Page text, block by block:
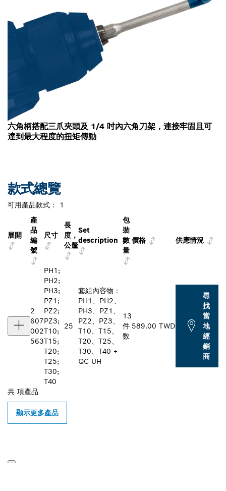
六角柄搭配三爪夾頭及 1/4 吋內六角刀架，連接牢固且可
達到最大程度的扭矩傳動
款式總覽
可用產品款式： 1
展開
產
品
編
號
尺寸
長
度，
公釐
Set
description
包
裝
數
量
價格 供應情況
2
607
002
563
PH1;
PH2;
PH3;
PZ1;
PZ2;
PZ3;
T10;
T15;
T20;
T25;
T30;
T40
25
套組內容物：
PH1、PH2、
PH3、PZ1、
PZ2、PZ3、
T10、T15、
T20、T25、
T30、T40 +
QC UH
13
件
数
589.00 TWD
尋
找
當
地
經
銷
商
共 項產品
顯示更多產品